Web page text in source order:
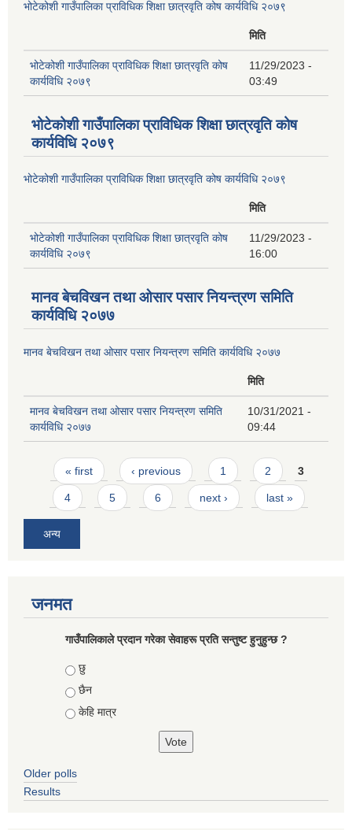
भोटेकोशी गाउँपालिका प्राविधिक शिक्षा छात्रवृति कोष कार्यविधि २०७९
मिति
भोटेकोशी गाउँपालिका प्राविधिक शिक्षा छात्रवृति कोष
कार्यविधि २०७९
11/29/2023 -
03:49
भोटेकोशी गाउँपालिका प्राविधिक शिक्षा छात्रवृति कोष
कार्यविधि २०७९
भोटेकोशी गाउँपालिका प्राविधिक शिक्षा छात्रवृति कोष कार्यविधि २०७९
मिति
भोटेकोशी गाउँपालिका प्राविधिक शिक्षा छात्रवृति कोष
कार्यविधि २०७९
11/29/2023 -
16:00
मानव बेचविखन तथा ओसार पसार नियन्त्रण समिति
कार्यविधि २०७७
मानव बेचविखन तथा ओसार पसार नियन्त्रण समिति कार्यविधि २०७७
मिति
मानव बेचविखन तथा ओसार पसार नियन्त्रण समिति
कार्यविधि २०७७
10/31/2021 -
09:44
Pages
« first ‹ previous 1 2 3
4 5 6 next › last »
अन्य
जनमत
गाउँपालिकाले प्रदान गरेका सेवाहरू प्रति सन्तुष्ट हुनुहुन्छ ?
Choices
छु
छैन
केहि मात्र
Older polls
Results